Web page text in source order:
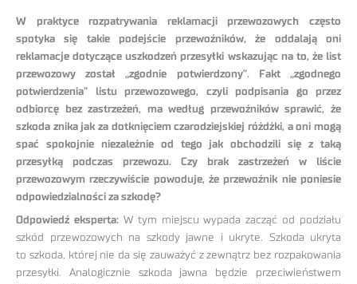
W praktyce rozpatrywania reklamacji przewozowych często
spotyka się takie podejście przewoźników, że oddalają oni
reklamacje dotyczące uszkodzeń przesyłki wskazując na to, że list
przewozowy został „zgodnie potwierdzony”. Fakt „zgodnego
potwierdzenia” listu przewozowego, czyli podpisania go przez
odbiorcę bez zastrzeżeń, ma według przewoźników sprawić, że
szkoda znika jak za dotknięciem czarodziejskiej różdżki, a oni mogą
spać spokojnie niezależnie od tego jak obchodzili się z taką
przesyłką podczas przewozu. Czy brak zastrzeżeń w liście
przewozowym rzeczywiście powoduje, że przewoźnik nie poniesie
odpowiedzialności za szkodę?
Odpowiedź eksperta: W tym miejscu wypada zacząć od podziału
szkód przewozowych na szkody jawne i ukryte. Szkoda ukryta
to szkoda, której nie da się zauważyć z zewnątrz bez rozpakowania
przesyłki. Analogicznie szkoda jawna będzie przeciwieństwem